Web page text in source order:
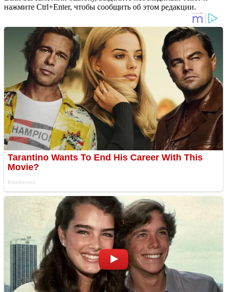
нажмите Ctrl+Enter, чтобы сообщить об этом редакции.